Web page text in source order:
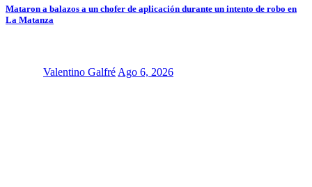
Mataron a balazos a un chofer de aplicación durante un intento de robo en
La Matanza
Valentino GalfréAgo 6, 2026